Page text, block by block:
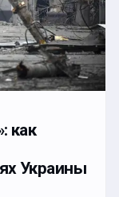
как
Украины